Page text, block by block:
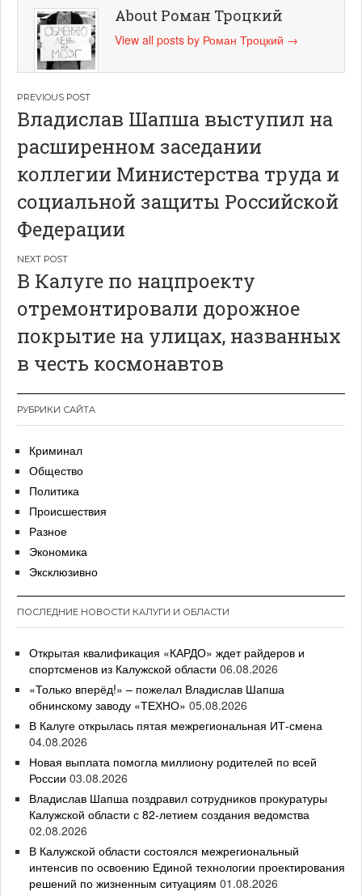
About Роман Троцкий
View all posts by Роман Троцкий →
Навигация
по
записям
Владислав Шапша выступил на
расширенном заседании
коллегии Министерства труда и
социальной защиты Российской
Федерации
В Калуге по нацпроекту
отремонтировали дорожное
покрытие на улицах, названных
в честь космонавтов
РУБРИКИ САЙТА
Криминал
Общество
Политика
Происшествия
Разное
Экономика
Эксклюзивно
ПОСЛЕДНИЕ НОВОСТИ КАЛУГИ И ОБЛАСТИ
Открытая квалификация «КАРДО» ждет райдеров и
спортсменов из Калужской области 06.08.2026
«Только вперёд!» – пожелал Владислав Шапша
обнинскому заводу «ТЕХНО» 05.08.2026
В Калуге открылась пятая межрегиональная ИТ-смена
04.08.2026
Новая выплата помогла миллиону родителей по всей
России 03.08.2026
Владислав Шапша поздравил сотрудников прокуратуры
Калужской области с 82-летием создания ведомства
02.08.2026
В Калужской области состоялся межрегиональный
интенсив по освоению Единой технологии проектирования
решений по жизненным ситуациям 01.08.2026